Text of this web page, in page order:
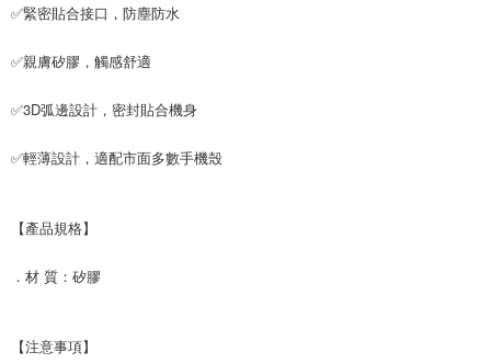
付款後7-11取貨
每筆NT$100，滿NT$990(含以上)免運費
✅緊密貼合接口，防塵防水
✅親膚矽膠，觸感舒適
✅3D弧邊設計，密封貼合機身
✅輕薄設計，適配市面多數手機殼
【產品規格】
．材 質：矽膠
【注意事項】